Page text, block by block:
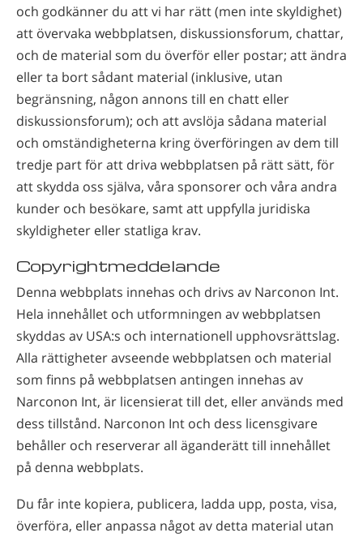
och godkänner du att vi har rätt (men inte skyldighet)
att övervaka webbplatsen, diskussionsforum, chattar,
och de material som du överför eller postar; att ändra
eller ta bort sådant material (inklusive, utan
begränsning, någon annons till en chatt eller
diskussionsforum); och att avslöja sådana material
och omständigheterna kring överföringen av dem till
tredje part för att driva webbplatsen på rätt sätt, för
att skydda oss själva, våra sponsorer och våra andra
kunder och besökare, samt att uppfylla juridiska
skyldigheter eller statliga krav.
Copyrightmeddelande
Denna webbplats innehas och drivs av Narconon Int.
Hela innehållet och utformningen av webbplatsen
skyddas av USA:s och internationell upphovsrättslag.
Alla rättigheter avseende webbplatsen och material
som finns på webbplatsen antingen innehas av
Narconon Int, är licensierat till det, eller används med
dess tillstånd. Narconon Int och dess licensgivare
behåller och reserverar all äganderätt till innehållet
på denna webbplats.
Du får inte kopiera, publicera, ladda upp, posta, visa,
överföra, eller anpassa något av detta material utan